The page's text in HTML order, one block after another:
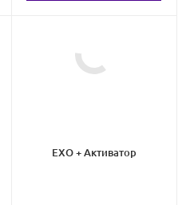
EXO + Активатор